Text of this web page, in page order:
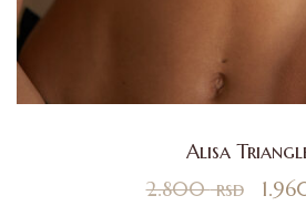
Alisa
2.800rsd